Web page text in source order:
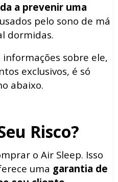
a prevenir uma
pelo sono de má
dormidas.
informações sobre ele,
exclusivos, é só
abaixo.
Risco?
o Air Sleep. Isso
uma garantia de